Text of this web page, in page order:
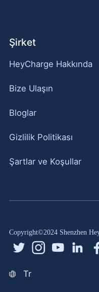
Şirket
HeyCharge Hakkında
Bize Ulaşın
Bloglar
Gizlilik Politikası
Şartlar ve Koşullar
Copyright©2024 Shenzhen
Tr